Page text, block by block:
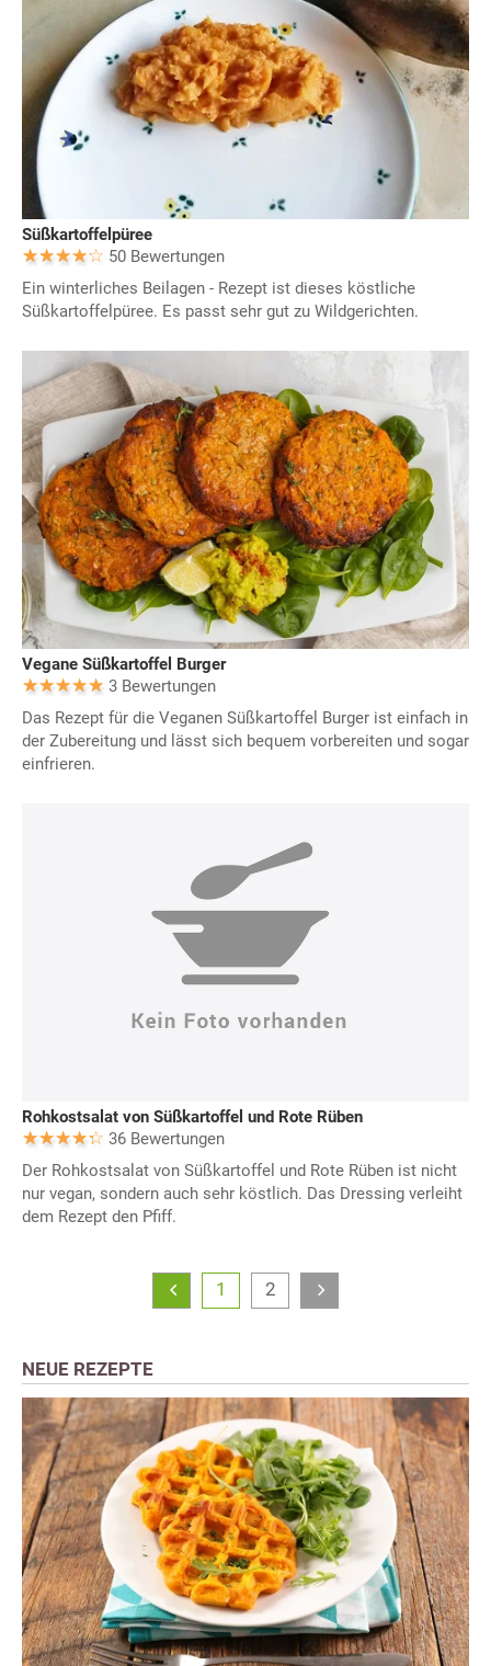
Süßkartoffelpüree
50 Bewertungen
Ein winterliches Beilagen - Rezept ist dieses köstliche
Süßkartoffelpüree. Es passt sehr gut zu Wildgerichten.
Vegane Süßkartoffel Burger
3 Bewertungen
Das Rezept für die Veganen Süßkartoffel Burger ist einfach in
der Zubereitung und lässt sich bequem vorbereiten und sogar
einfrieren.
Rohkostsalat von Süßkartoffel und Rote Rüben
36 Bewertungen
Der Rohkostsalat von Süßkartoffel und Rote Rüben ist nicht
nur vegan, sondern auch sehr köstlich. Das Dressing verleiht
dem Rezept den Pfiff.
1 2
NEUE REZEPTE